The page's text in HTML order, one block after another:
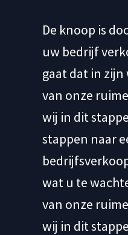
De knoop is
uw bedrijf
gaat dat in zijn
van onze
wij in dit
stappen naar
wat u te
van onze
wij in dit